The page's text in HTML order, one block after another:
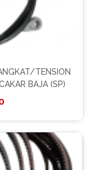
TENSION
BAJA (SP)